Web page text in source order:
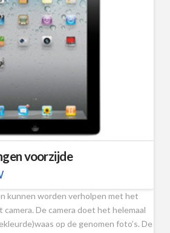
voorzijde
kunnen worden verholpen met het
De camera doet het helemaal
op de genomen foto’s. De